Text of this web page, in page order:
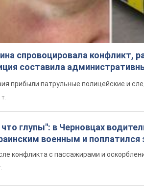
спровоцировала конфликт,
составила
прибыли патрульные полицейские и
глупы": в Черновцах
военным и поплатился
конфликта с пассажирами и